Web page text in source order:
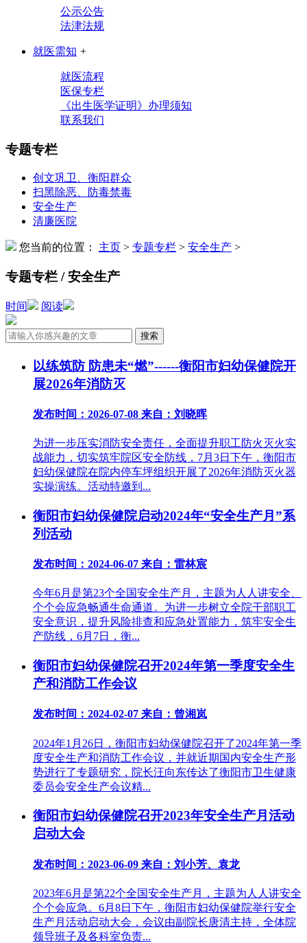
公示公告
法津法规
就医需知 +
就医流程
医保专栏
《出生医学证明》办理须知
联系我们
专题专栏
创文巩卫、衡阳群众
扫黑除恶、防毒禁毒
安全生产
清廉医院
您当前的位置： 主页 > 专题专栏 > 安全生产 >
专题专栏 / 安全生产
时间 阅读
以练筑防 防患未“燃”------衡阳市妇幼保健院开
展2026年消防灭
发布时间：2026-07-08 来自：刘晓晖
为进一步压实消防安全责任，全面提升职工防火灭火实
战能力，切实筑牢院区安全防线，7月3日下午，衡阳市
妇幼保健院在院内停车坪组织开展了2026年消防灭火器
实操演练。活动特邀到...
衡阳市妇幼保健院启动2024年“安全生产月”系
列活动
发布时间：2024-06-07 来自：雷林宸
今年6月是第23个全国安全生产月，主题为人人讲安全、
个个会应急畅通生命通道。为进一步树立全院干部职工
安全意识，提升风险排查和应急处置能力，筑牢安全生
产防线，6月7日，衡...
衡阳市妇幼保健院召开2024年第一季度安全生
产和消防工作会议
发布时间：2024-02-07 来自：曾湘岚
2024年1月26日，衡阳市妇幼保健院召开了2024年第一季
度安全生产和消防工作会议，并就近期国内安全生产形
势进行了专题研究，院长汪向东传达了衡阳市卫生健康
委员会安全生产会议精...
衡阳市妇幼保健院召开2023年安全生产月活动
启动大会
发布时间：2023-06-09 来自：刘小芳、袁龙
2023年6月是第22个全国安全生产月，主题为人人讲安全
个个会应急。6月8日下午，衡阳市妇幼保健院举行安全
生产月活动启动大会，会议由副院长唐清主持，全体院
领导班子及各科室负责...